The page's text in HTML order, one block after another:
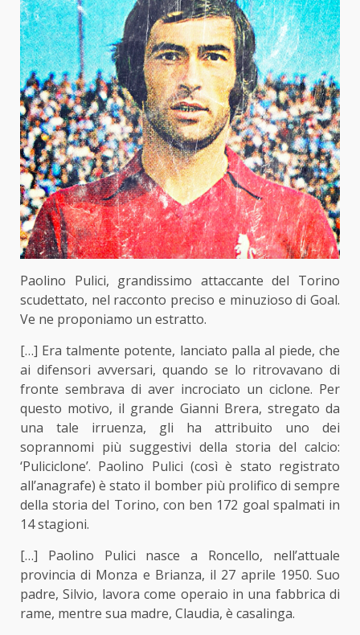
Paolino Pulici, grandissimo attaccante del Torino
scudettato, nel racconto preciso e minuzioso di Goal.
Ve ne proponiamo un estratto.
[…] Era talmente potente, lanciato palla al piede, che
ai difensori avversari, quando se lo ritrovavano di
fronte sembrava di aver incrociato un ciclone. Per
questo motivo, il grande Gianni Brera, stregato da
una tale irruenza, gli ha attribuito uno dei
soprannomi più suggestivi della storia del calcio:
‘Puliciclone’. Paolino Pulici (così è stato registrato
all’anagrafe) è stato il bomber più prolifico di sempre
della storia del Torino, con ben 172 goal spalmati in
14 stagioni.
[…] Paolino Pulici nasce a Roncello, nell’attuale
provincia di Monza e Brianza, il 27 aprile 1950. Suo
padre, Silvio, lavora come operaio in una fabbrica di
rame, mentre sua madre, Claudia, è casalinga.